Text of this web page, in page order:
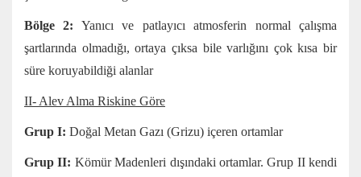
Bölge 2: Yanıcı ve patlayıcı atmosferin normal çalışma
şartlarında olmadığı, ortaya çıksa bile varlığını çok kısa bir
süre koruyabildiği alanlar
II- Alev Alma Riskine Göre
Grup I: Doğal Metan Gazı (Grizu) içeren ortamlar
Grup II: Kömür Madenleri dışındaki ortamlar. Grup II kendi